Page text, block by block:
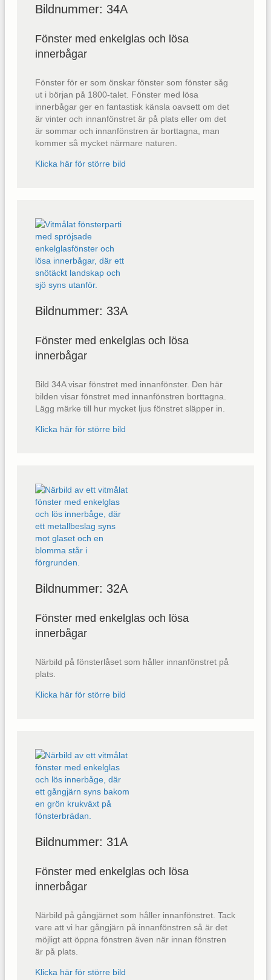
Bildnummer: 34A
Fönster med enkelglas och lösa
innerbågar
Fönster för er som önskar fönster som fönster såg
ut i början på 1800-talet. Fönster med lösa
innerbågar ger en fantastisk känsla oavsett om det
är vinter och innanfönstret är på plats eller om det
är sommar och innanfönstren är borttagna, man
kommer så mycket närmare naturen.
Klicka här för större bild
Bildnummer: 33A
Fönster med enkelglas och lösa
innerbågar
Bild 34A visar fönstret med innanfönster. Den här
bilden visar fönstret med innanfönstren borttagna.
Lägg märke till hur mycket ljus fönstret släpper in.
Klicka här för större bild
Bildnummer: 32A
Fönster med enkelglas och lösa
innerbågar
Närbild på fönsterlåset som håller innanfönstret på
plats.
Klicka här för större bild
Bildnummer: 31A
Fönster med enkelglas och lösa
innerbågar
Närbild på gångjärnet som håller innanfönstret. Tack
vare att vi har gångjärn på innanfönstren så är det
möjligt att öppna fönstren även när innan fönstren
är på plats.
Klicka här för större bild